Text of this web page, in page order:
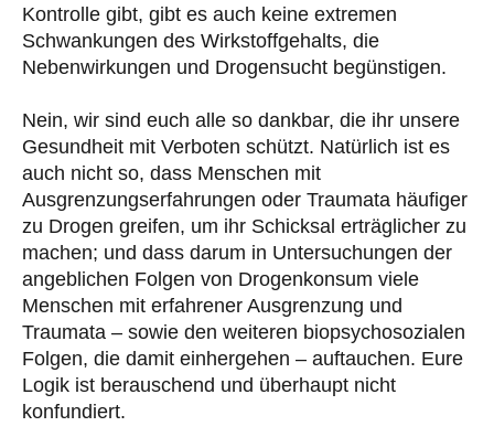
Kontrolle gibt, gibt es auch keine extremen
Schwankungen des Wirkstoffgehalts, die
Nebenwirkungen und Drogensucht begünstigen.
Nein, wir sind euch alle so dankbar, die ihr unsere
Gesundheit mit Verboten schützt. Natürlich ist es
auch nicht so, dass Menschen mit
Ausgrenzungserfahrungen oder Traumata häufiger
zu Drogen greifen, um ihr Schicksal erträglicher zu
machen; und dass darum in Untersuchungen der
angeblichen Folgen von Drogenkonsum viele
Menschen mit erfahrener Ausgrenzung und
Traumata – sowie den weiteren biopsychosozialen
Folgen, die damit einhergehen – auftauchen. Eure
Logik ist berauschend und überhaupt nicht
konfundiert.